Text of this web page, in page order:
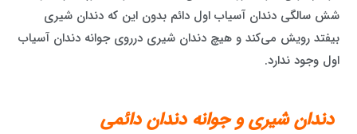
شش ‌سالگی دندان آسیاب اول دائم بدون این که دندان شیری
بیفتد رویش می‌کند و هیچ دندان شیری درروی جوانه دندان آسیاب
اول وجود ندارد.
دندان شیری و جوانه دندان دائمی